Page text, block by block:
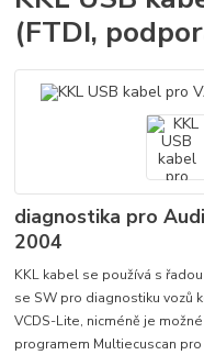
(FTDI,
diagnostika pro
2004
KKL kabel se používá s
se SW pro diagnostiku vozů
VCDS-Lite, nicméně je
programem Multiecuscan